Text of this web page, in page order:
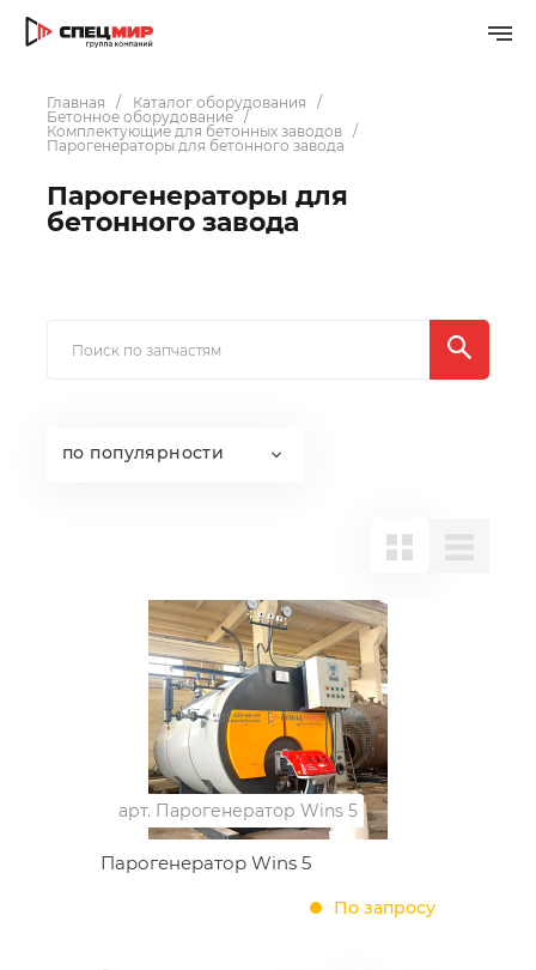
Главная
Каталог оборудования
Бетонное оборудование
Комплектующие для бетонных заводов
Парогенераторы для бетонного завода
Парогенераторы для
бетонного завода
по популярности
арт. Парогенератор Wins 5
Парогенератор Wins 5
По запросу